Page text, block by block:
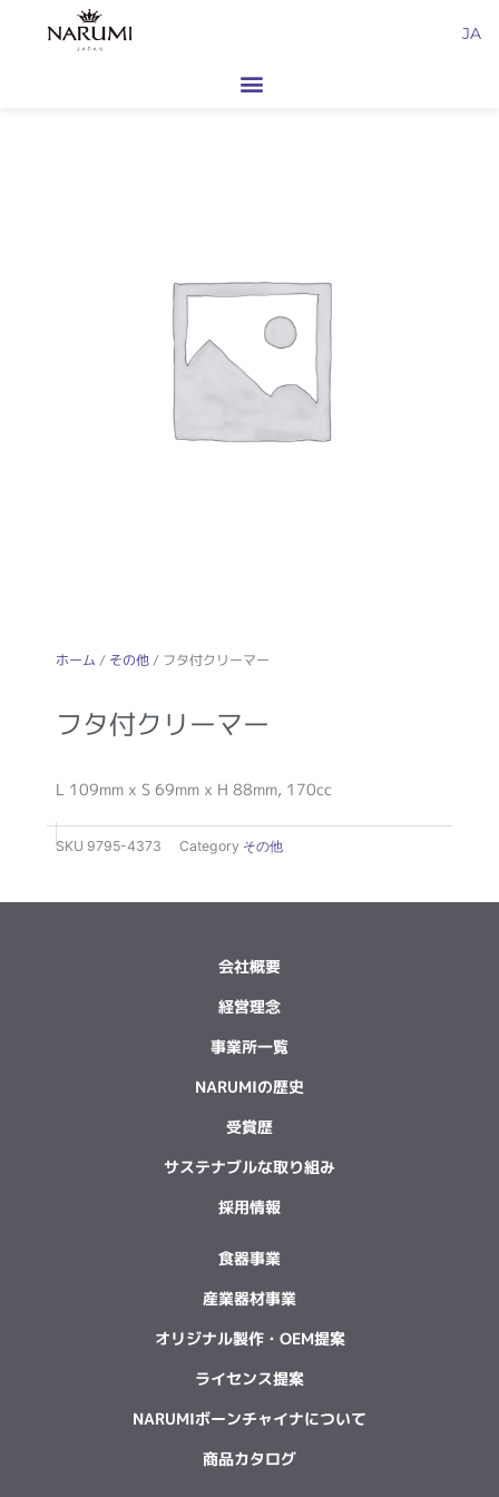
JA
ホーム / その他/ フタ付クリーマー
フタ付クリーマー
L 109mm x S 69mm x H 88mm, 170cc
SKU 9795-4373 Category その他
会社概要
経営理念
事業所一覧
NARUMIの歴史
受賞歴
サステナブルな取り組み
採用情報
食器事業
産業器材事業
オリジナル製作・OEM提案
ライセンス提案
NARUMIボーンチャイナについて
商品カタログ